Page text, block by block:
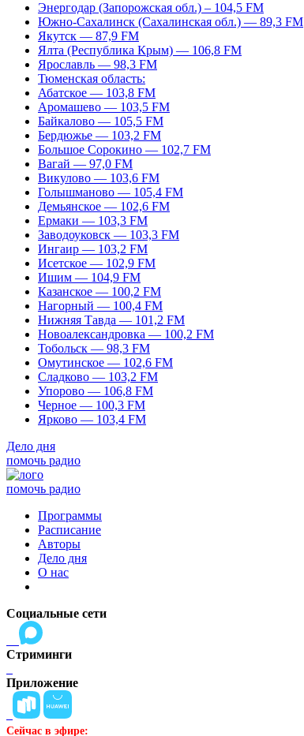
Энергодар (Запорожская обл.) – 104,5 FM
Южно-Сахалинск (Сахалинская обл.) — 89,3 FM
Якутск — 87,9 FM
Ялта (Республика Крым) — 106,8 FM
Ярославль — 98,3 FM
Тюменская область:
Абатское — 103,8 FM
Аромашево — 103,5 FM
Байкалово — 105,5 FM
Бердюжье — 103,2 FM
Большое Сорокино — 102,7 FM
Вагай — 97,0 FM
Викулово — 103,6 FM
Голышманово — 105,4 FM
Демьянское — 102,6 FM
Ермаки — 103,3 FM
Заводоуковск — 103,3 FM
Ингаир — 103,2 FM
Исетское — 102,9 FM
Ишим — 104,9 FM
Казанское — 100,2 FM
Нагорный — 100,4 FM
Нижняя Тавда — 101,2 FM
Новоалександровка — 100,2 FM
Тобольск — 98,3 FM
Омутинское — 102,6 FM
Сладково — 103,2 FM
Упорово — 106,8 FM
Черное — 100,3 FM
Ярково — 103,4 FM
Дело дня
помочь радио
помочь радио
Программы
Расписание
Авторы
Дело дня
О нас
Социальные сети
Стриминги
Приложение
Сейчас в эфире: